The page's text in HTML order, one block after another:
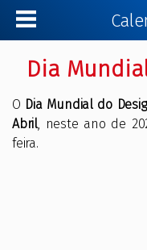
Dia
O Dia Mundial do
Abril , neste ano de
feira.